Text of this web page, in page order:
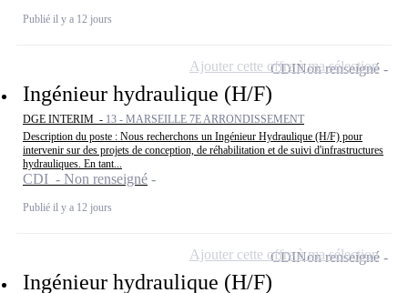
Publié il y a 12 jours
Ingénieur hydraulique (H/F)
DGE INTERIM - 13 - MARSEILLE 7E ARRONDISSEMENT
Description du poste : Nous recherchons un Ingénieur Hydraulique (H/F) pour
intervenir sur des projets de conception, de réhabilitation et de suivi d'infrastructures
hydrauliques. En tant...
CDI - Non renseigné
Publié il y a 12 jours
CDINon renseigné
Ajouter cette offre à ma sélection
Ingénieur hydraulique (H/F)
CDINon renseigné
Ajouter cette offre à ma sélection